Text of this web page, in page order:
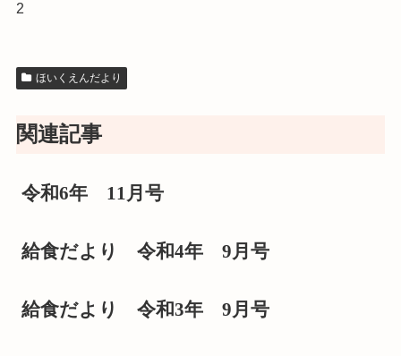
2
ほいくえんだより
関連記事
令和6年 11月号
給食だより 令和4年 9月号
給食だより 令和3年 9月号